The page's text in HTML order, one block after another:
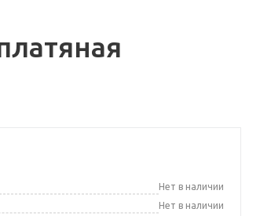
Нет в наличии
Нет в наличии